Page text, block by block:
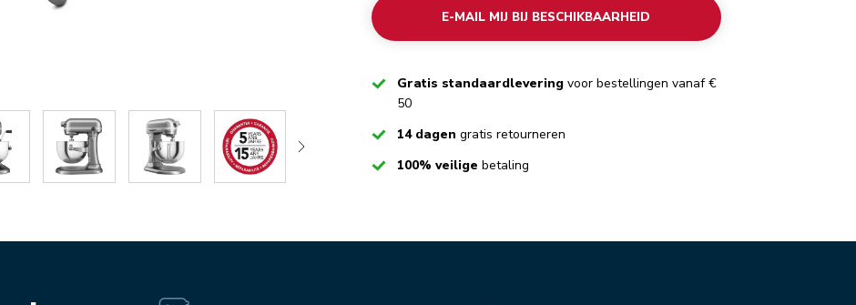
E-MAIL MIJ BIJ BESCHIKBAARHEID
CheckedGratis standaardlevering voor bestellingen vanaf €
50
Checked14 dagen gratis retourneren
Checked100% veilige betaling